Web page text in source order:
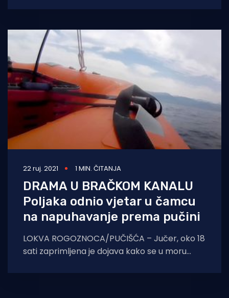
22 ruj. 2021 1 MIN. ČITANJA
DRAMA U BRAČKOM KANALU
Poljaka odnio vjetar u čamcu
na napuhavanje prema pučini
LOKVA ROGOZNOCA/PUČIŠĆA – Jučer, oko 18
sati zaprimljena je dojava kako se u moru